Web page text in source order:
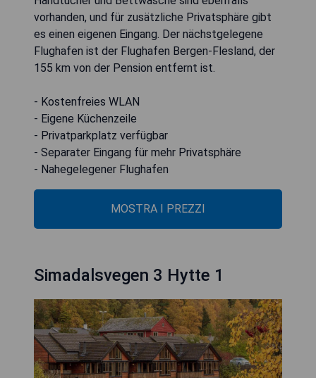
vorhanden, und für zusätzliche Privatsphäre gibt
es einen eigenen Eingang. Der nächstgelegene
Flughafen ist der Flughafen Bergen-Flesland, der
155 km von der Pension entfernt ist.
- Kostenfreies WLAN
- Eigene Küchenzeile
- Privatparkplatz verfügbar
- Separater Eingang für mehr Privatsphäre
- Nahegelegener Flughafen
MOSTRA I PREZZI
Simadalsvegen 3 Hytte 1